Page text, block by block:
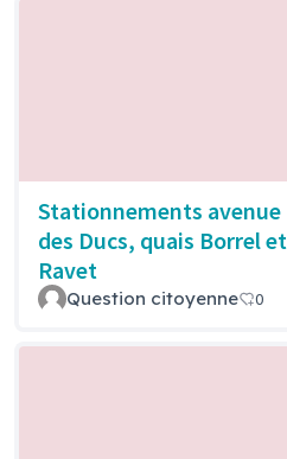
Stationnements avenue
des Ducs, quais Borrel et
Ravet
Question citoyenne 0